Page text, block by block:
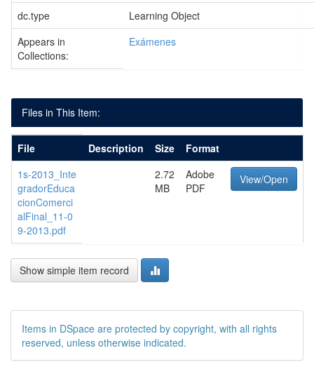
dc.type
Learning Object
Appears in
Collections:
Exámenes
Files in This Item:
File Description Size
Format
1s-2013_Inte
gradorEduca
cionComerci
alFinal_11-0
9-2013.pdf
2.72
MB
Adobe
PDF
View/Open
Show simple item record
Items in DSpace are protected by copyright, with all rights
reserved, unless otherwise indicated.